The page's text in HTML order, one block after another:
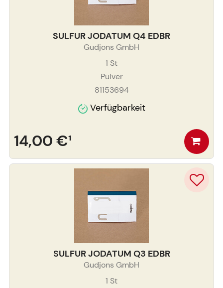
SULFUR JODATUM Q4 EDBR
Gudjons GmbH
1 St
Pulver
81153694
Verfügbarkeit
14,00 €¹
SULFUR JODATUM Q3 EDBR
Gudjons GmbH
1 St